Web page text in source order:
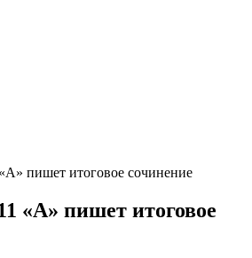
пишет итоговое сочинение
«А» пишет итоговое